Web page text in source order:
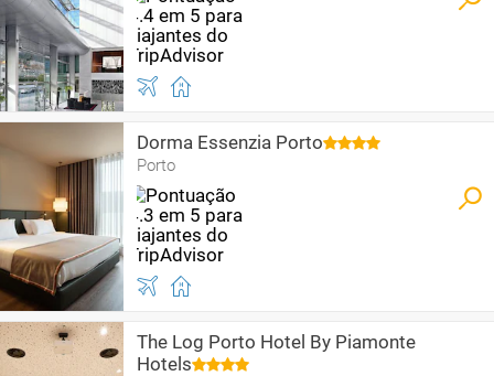
Dorma Essenzia Porto
Porto
The Log Porto Hotel By Piamonte
Hotels